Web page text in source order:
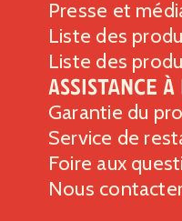
Comprend
Protéines5g
Vitamine D 0mcg
Calcium 3mg
Potassium 97mg
*Le % de la valeur
nutriment contenu dans
Presse et
Liste des
Liste des
Assistance
Garantie du
Service de
Foire aux
Nous